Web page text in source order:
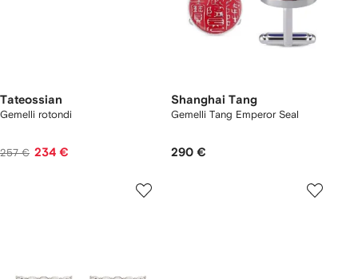
Tateossian
Gemelli rotondi
257 € 234 €
Shanghai Tang
Gemelli Tang Emperor Seal
290 €